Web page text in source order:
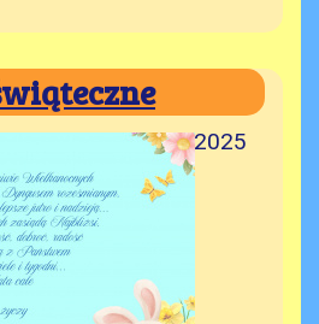
19.04.2025